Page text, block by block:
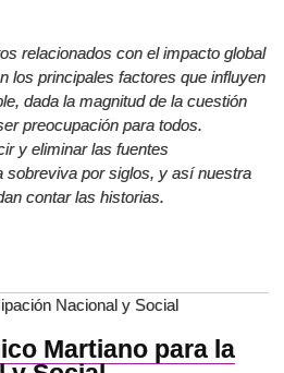
relacionados con el impacto global
los principales factores que influyen
dada la magnitud de la cuestión
preocupación para todos.
y eliminar las fuentes
sobreviva por siglos, y así nuestra
contar las historias.
Nacional y Social
Martiano para la